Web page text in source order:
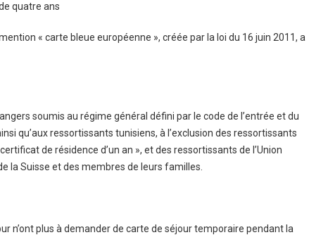
quatre ans
« carte bleue européenne », créée par la loi du 16 juin 2011, a
soumis au régime général défini par le code de l’entrée et du
qu’aux ressortissants tunisiens, à l’exclusion des ressortissants
de résidence d’un an », et des ressortissants de l’Union
la Suisse et des membres de leurs familles.
n’ont plus à demander de carte de séjour temporaire pendant la